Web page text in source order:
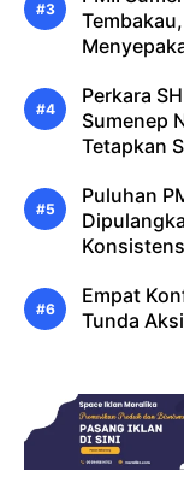
Perkara
Sumenep
Tetapkan
Puluhan
Empat
Tunda